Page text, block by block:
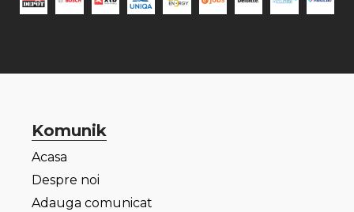
Komunik
Acasa
Despre noi
Adauga comunicat